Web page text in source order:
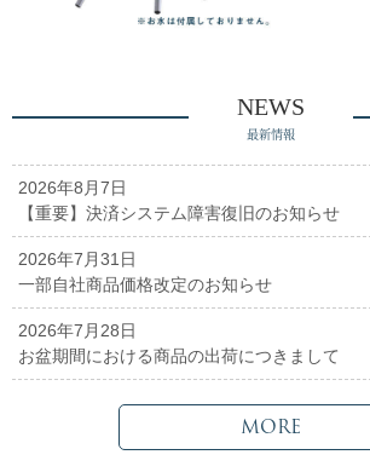
NEWS
最新情報
2026年8月7日
【重要】決済システム障害復旧のお知らせ
2026年7月31日
一部自社商品価格改定のお知らせ
2026年7月28日
お盆期間における商品の出荷につきまして
MORE